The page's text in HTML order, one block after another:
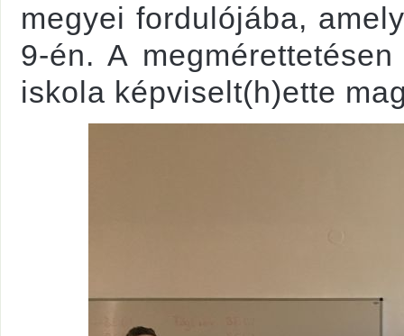
megyei fordulójába,
9-én. A
iskola képviselt(h)ette